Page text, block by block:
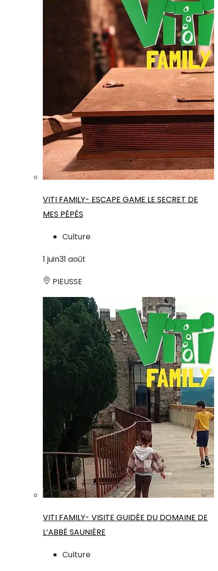
VITI FAMILY- ESCAPE GAME LE SECRET DE
MES PÉPÉS
Culture
1 juin31 août
PIEUSSE
VITI FAMILY- VISITE GUIDÉE DU DOMAINE DE
L’ABBÉ SAUNIÈRE
Culture